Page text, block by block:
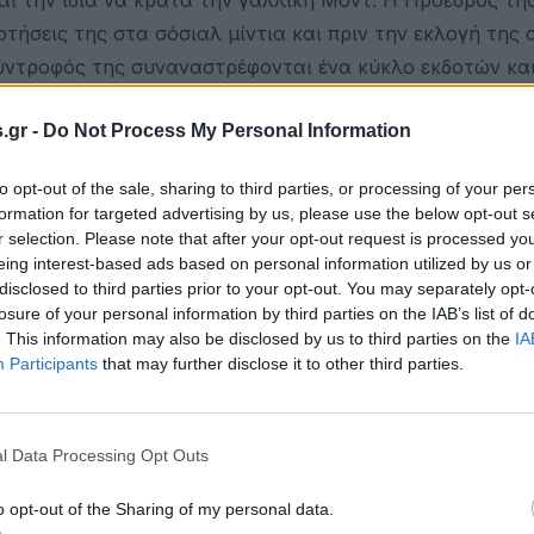
- Do Not Process My Personal Information
opt-out of the sale, sharing to third parties, or processing of your
for targeted advertising by us, please use the below opt-out
selection. Please note that after your opt-out request is processed
interest-based ads based on personal information utilized by us
to third parties prior to your opt-out. You may separately
of your personal information by third parties on the IAB’s list of
This information may also be disclosed by us to third parties on the
Participants that may further disclose it to other third parties.
Data Processing Opt Outs
opt-out of the Sharing of my personal data.
της στα σόσιαλ μίντια και πριν την εκλογή της
της συναναστρέφονται ένα κύκλο εκδοτών και
της, σε δυο μάλιστα παραστάσεις του
πρεμιέρα στο θέατρο Ρεξ στεκόταν όρθια
στην Πανεπιστημίου.
είχε φτάσει εγκαίρως και αθόρυβα, μπήκε μαζί με
να μπαίνει τελευταία στην αίθουσα ενώ
της προς τους φωτορεπόρτερς και τους
τις πρώτες ημέρες που την περίμεναν έξω από το
της το ζητούν.